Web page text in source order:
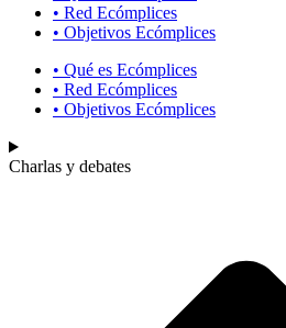
• Red Ecómplices
• Objetivos Ecómplices
• Qué es Ecómplices
• Red Ecómplices
• Objetivos Ecómplices
Charlas y debates